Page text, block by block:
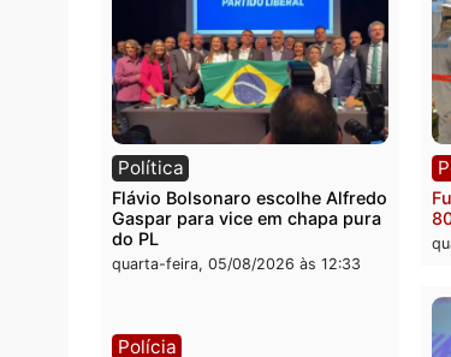
Política
Violência domina o debate
eleitoral e segurança vira
quarta-feira, 05/08/2026 às 12:48